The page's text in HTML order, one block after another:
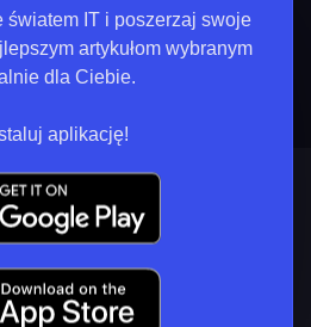
światem IT i poszerzaj swoje
artykułom wybranym
dla Ciebie.
aplikację!